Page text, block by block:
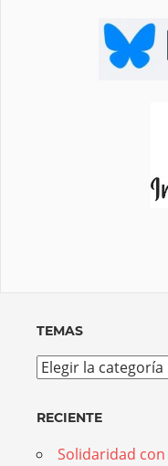
TEMAS
Temas
RECIENTE
Solidaridad con